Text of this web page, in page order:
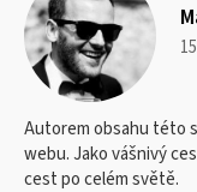
Autorem obsahu této
webu. Jako vášnivý
cest po celém světě.